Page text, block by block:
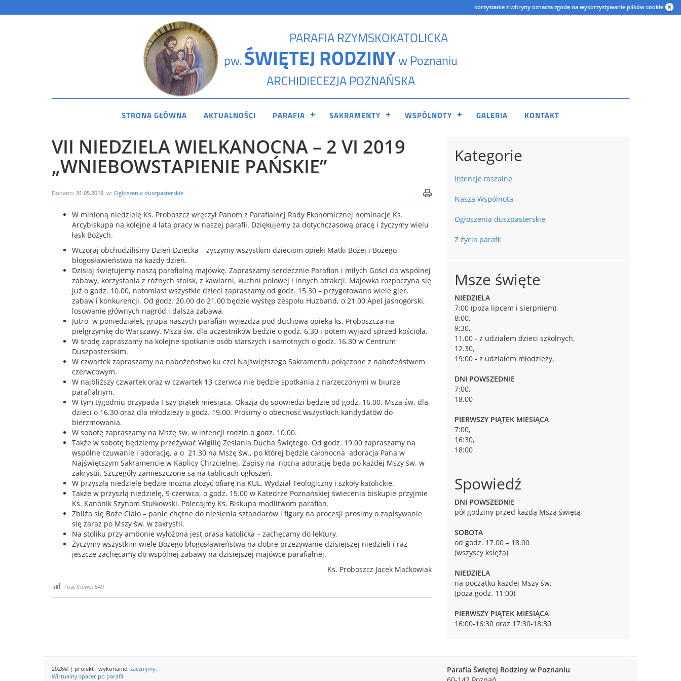
korzystanie z witryny oznacza zgodę na wykorzystywanie plików cookie
PARAFIA RZYMSKOKATOLICKA
pw.ŚWIĘTEJ RODZINYw Poznaniu
ARCHIDIECEZJA POZNAŃSKA
STRONA GŁÓWNA AKTUALNOŚCI PARAFIA SAKRAMENTY WSPÓLNOTY GALERIA KONTAKT
VII NIEDZIELA WIELKANOCNA – 2 VI 2019
„WNIEBOWSTAPIENIE PAŃSKIE”
Dodano: 31.05.2019 w: Ogłoszenia duszpasterskie
W minioną niedzielę Ks. Proboszcz wręczył Panom z Parafialnej Rady Ekonomicznej nominacje Ks.
Arcybiskupa na kolejne 4 lata pracy w naszej parafii. Dziękujemy za dotychczasową pracę i życzymy wielu
łask Bożych.
Wczoraj obchodziliśmy Dzień Dziecka – życzymy wszystkim dzieciom opieki Matki Bożej i Bożego
błogosławieństwa na każdy dzień.
Dzisiaj świętujemy naszą parafialną majówkę. Zapraszamy serdecznie Parafian i miłych Gości do wspólnej
zabawy, korzystania z różnych stoisk, z kawiarni, kuchni polowej i innych atrakcji. Majówka rozpoczyna się
już o godz. 10.00, natomiast wszystkie dzieci zapraszamy od godz. 15.30 – przygotowano wiele gier,
zabaw i konkurencji. Od godz. 20.00 do 21.00 będzie występ zespołu Huzband, o 21.00 Apel Jasnogórski,
losowanie głównych nagród i dalsza zabawa.
Jutro, w poniedziałek, grupa naszych parafian wyjeżdża pod duchową opieką ks. Proboszcza na
pielgrzymkę do Warszawy. Msza św. dla uczestników będzie o godz. 6.30 i potem wyjazd sprzed kościoła.
W środę zapraszamy na kolejne spotkanie osób starszych i samotnych o godz. 16.30 w Centrum
Duszpasterskim.
W czwartek zapraszamy na nabożeństwo ku czci Najświętszego Sakramentu połączone z nabożeństwem
czerwcowym.
W najbliższy czwartek oraz w czwartek 13 czerwca nie będzie spotkania z narzeczonymi w biurze
parafialnym.
W tym tygodniu przypada I-szy piątek miesiąca. Okazja do spowiedzi będzie od godz. 16.00, Msza św. dla
dzieci o 16.30 oraz dla młodzieży o godz. 19.00. Prosimy o obecność wszystkich kandydatów do
bierzmowania.
W sobotę zapraszamy na Mszę św. w intencji rodzin o godz. 10.00.
Także w sobotę będziemy przeżywać Wigilię Zesłania Ducha Świętego. Od godz. 19.00 zapraszamy na
wspólne czuwanie i adorację, a o 21.30 na Mszę św., po której będzie całonocna adoracja Pana w
Najświętszym Sakramencie w Kaplicy Chrzcielnej. Zapisy na nocną adorację będą po każdej Mszy św. w
zakrystii. Szczegóły zamieszczone są na tablicach ogłoszeń.
W przyszłą niedzielę będzie można złożyć ofiarę na KUL, Wydział Teologiczny i szkoły katolickie.
Także w przyszłą niedzielę, 9 czerwca, o godz. 15.00 w Katedrze Poznańskiej świecenia biskupie przyjmie
Ks. Kanonik Szynom Stułkowski. Polecajmy Ks. Biskupa modlitwom parafian.
Zbliża się Boże Ciało – panie chętne do niesienia sztandarów i figury na procesji prosimy o zapisywanie
się zaraz po Mszy św. w zakrystii.
Na stoliku przy ambonie wyłożona jest prasa katolicka – zachęcamy do lektury.
Życzymy wszystkim wiele Bożego błogosławieństwa na dobre przeżywanie dzisiejszej niedzieli i raz
jeszcze zachęcamy do wspólnej zabawy na dzisiejszej majówce parafialnej.
Ks. Proboszcz Jacek Maćkowiak
Post Views: 549
Kategorie
Intencje mszalne
Nasza Wspólnota
Ogłoszenia duszpasterskie
Z życia parafii
Msze święte
NIEDZIELA
7:00 (poza lipcem i sierpniem),
8:00,
9:30,
11.00 - z udziałem dzieci szkolnych,
12.30,
19:00 - z udziałem młodzieży,
DNI POWSZEDNIE
7:00,
18.00
PIERWSZY PIĄTEK MIESIĄCA
7:00,
16:30,
18:00
Spowiedź
DNI POWSZEDNIE
pół godziny przed każdą Mszą świętą
SOBOTA
od godz. 17.00 – 18.00
(wszyscy księża)
NIEDZIELA
na początku każdej Mszy św.
(poza godz. 11:00)
PIERWSZY PIĄTEK MIESIĄCA
16:00-16:30 oraz 17:30-18:30
2026© | projekt i wykonanie: zacznijmy.
Wirtualny spacer po parafii
Parafia Świętej Rodziny w Poznaniu